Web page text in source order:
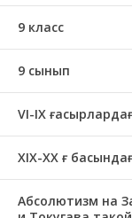
9 класс
9 сынып
VI-IX
XIХ-XX ғ
Абсолютизм на